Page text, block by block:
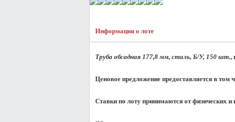
Информация о лоте
Труба обсадная 177,8 мм, сталь, Б/У, 150 шт.,
Ценовое предложение предоставляется в том
Ставки по лоту принимаются от физических и